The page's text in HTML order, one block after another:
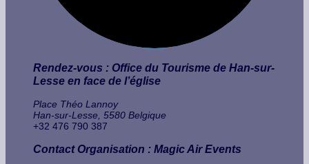
Rendez-vous : Office du Tourisme de Han-sur-
Lesse en face de l’église
Place Théo Lannoy
Han-sur-Lesse, 5580 Belgique
+32 476 790 387
Contact Organisation : Magic Air Events